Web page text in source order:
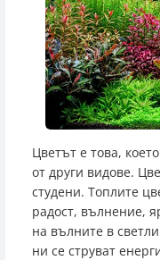
Цветът е това,
от други видове.
студени. Топлите
радост, вълнение,
на вълните в
ни се струват